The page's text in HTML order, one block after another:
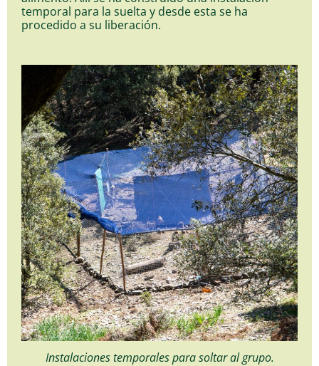
temporal para la suelta y desde esta se ha
procedido a su liberación.
Instalaciones temporales para soltar al grupo.